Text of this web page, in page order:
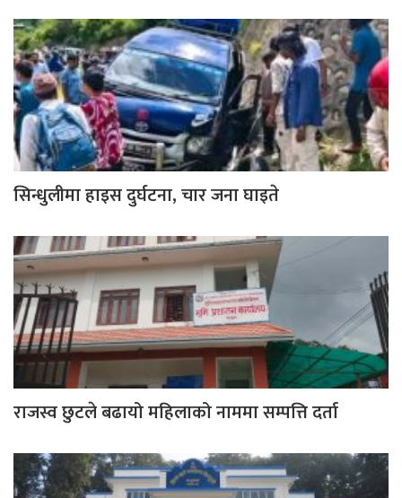
सिन्धुलीमा हाइस दुर्घटना, चार जना घाइते
राजस्व छुटले बढायो महिलाको नाममा सम्पत्ति दर्ता